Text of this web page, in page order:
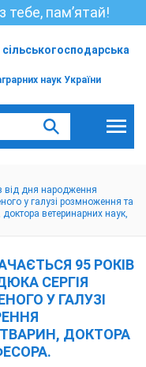
тебе, пам’ятай!
наук України
від дня народження
у галузі розмноження та
ветеринарних наук,
95 РОКІВ
СЕРГІЯ
У ГАЛУЗІ
ДОКТОРА